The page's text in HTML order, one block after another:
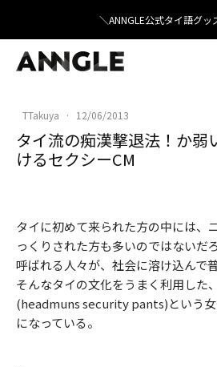
＼ANNGLE公式タイ語グッ
TTakuya · 12/06/2013
タイ流の痴漢撃退法！か弱
けるセクシーCM
タイに初めて来られた方の中には、
っくりされた方も多いのではないだ
呼ばれる人々が、社会に溶け込んで
そんなタイの文化をうまく利用した
(headmuns security pants)という
になっている。